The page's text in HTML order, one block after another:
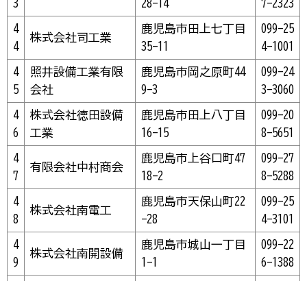
3
28-14
7-2323
4
4
株式会社司工業
鹿児島市田上七丁目
35-11
099-25
4-1001
4
5
照井設備工業有限
会社
鹿児島市岡之原町44
9-3
099-24
3-3060
4
6
株式会社徳田設備
工業
鹿児島市田上八丁目
16-15
099-20
8-5651
4
7
有限会社中村商会
鹿児島市上谷口町47
18-2
099-27
8-5288
4
8
株式会社南電工
鹿児島市天保山町22
-28
099-25
4-3101
4
9
株式会社南開設備
鹿児島市城山一丁目
1-1
099-22
6-1388